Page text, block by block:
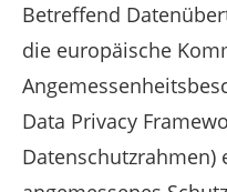
Betreffend
die europäische
Data Privacy
Datenschutzrahmen)